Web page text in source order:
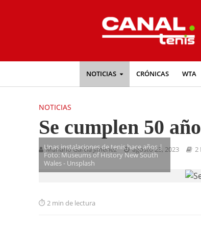
NOTICIAS CRÓNICAS WTA
NOTICIAS
Se cumplen 50
Mariano García Jiménez agosto 23, 2023 2
Unas instalaciones de tenis hace años |
Foto: Museums of History New South
Wales - Unsplash
2 min de lectura